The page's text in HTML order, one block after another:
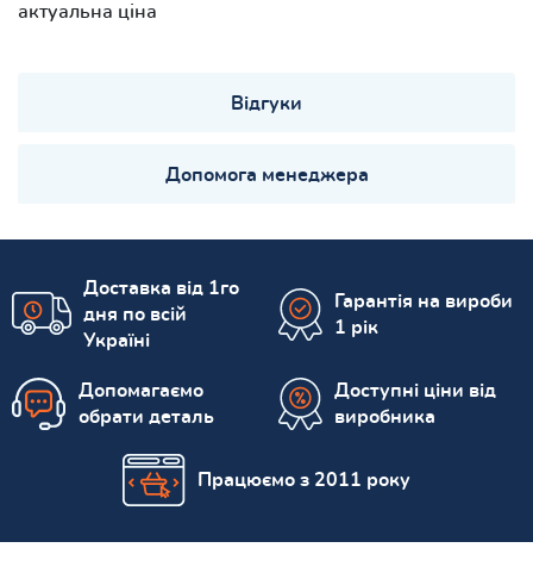
актуальна ціна
Відгуки
Допомога менеджера
Доставка від 1го
дня по всій
Україні
Гарантія на вироби
1 рік
Допомагаємо
обрати деталь
Доступні ціни від
виробника
Працюємо з 2011 року